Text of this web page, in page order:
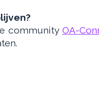
community OA-